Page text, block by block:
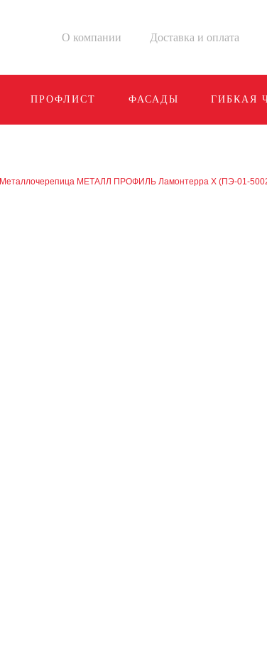
О компании Доставка и оплата
ПРОФЛИСТ ФАСАДЫ ГИБКАЯ
Металлочерепица МЕТАЛЛ ПРОФИЛЬ Ламонтерра X (ПЭ-01-